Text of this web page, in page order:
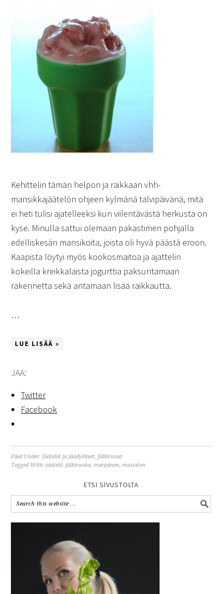
Kehittelin tämän helpon ja raikkaan vhh-
mansikkajäätelön ohjeen kylmänä talvipäivänä, mitä
ei heti tulisi ajatelleeksi kun viilentävästä herkusta on
kyse. Minulla sattui olemaan pakastimen pohjalla
edelliskesän mansikoita, joista oli hyvä päästä eroon.
Kaapista löytyi myös kookosmaitoa ja ajattelin
kokeilla kreikkalaista jogurttia paksuntamaan
rakennetta sekä antamaan lisää raikkautta.
…
LUE LISÄÄ »
JAA:
Twitter
Facebook
Filed Under: Jäätelöt ja jäädykkeet, Jälkiruoat
Tagged With:jäätelö,jälkiruoka,marjainen,munaton
ETSI SIVUSTOLTA